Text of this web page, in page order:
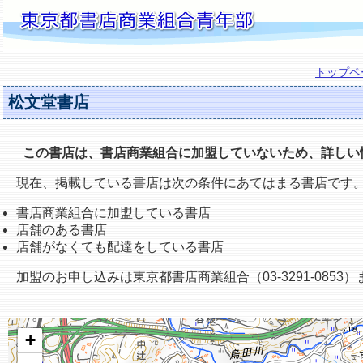
トップ
松文堂書店
この書店は、書店商業組合に加盟していないため、詳し
現在、掲載している書店は次の条件にあてはまる書店です
書店商業組合に加盟している書店
店舗のある書店
店舗がなくても配達をしている書店
加盟のお申し込みは東京都書店商業組合（03-3291-0853）
+